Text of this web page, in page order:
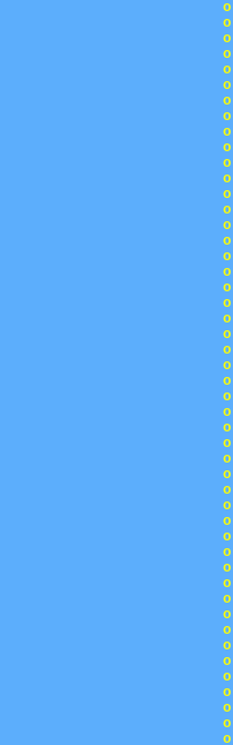
o
o
o
o
o
o
o
o
o
o
o
o
o
o
o
o
o
o
o
o
o
o
o
o
o
o
o
o
o
o
o
o
o
o
o
o
o
o
o
o
o
o
o
o
o
o
o
o